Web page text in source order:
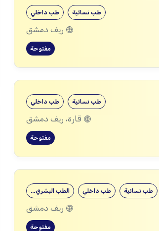
طب داخلي طب نسائية
ريف دمشق
مفتوحة
طب داخلي طب نسائية
قارة، ريف دمشق
مفتوحة
الطب البشري… طب داخلي طب نسائية
ريف دمشق
مفتوحة